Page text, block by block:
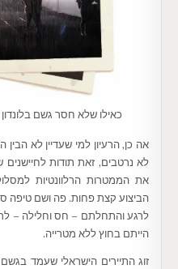
כאילו שלא חסר גשם
אה כן, הרעיון למי שעדיין לא
לא נרטבים, זאת תודות
את הממטרות הרלוונטיות
הביצוע קצת פחות. פה ושם טיפה
לרגע והתחלתם – חס וחלילה –
הייתם בחוץ ללא מטרייה.
זוג התיירים הישראלי שעמד